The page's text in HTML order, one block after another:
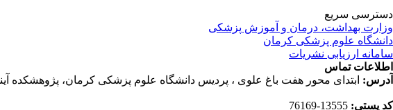
دسترسی سریع
وزارت بهداشت، درمان و آموزش پزشکی
دانشگاه علوم پزشکی کرمان
سامانه ارزیابی نشریات
اطلاعات تماس
آدرس: ابتدای محور هفت باغ علوی ، پردیس دانشگاه علوم پزشکی کرمان، پژوهشکده
کد پستی: